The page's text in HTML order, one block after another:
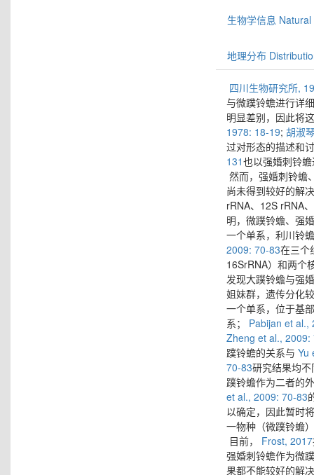
生物学信息
地理分布
四川生物研究所,
与微蹼铃蟾进行详
明显差别，因此将
1978: 18-19; 胡淑
过对形态的描述和
131也以强婚刺铃
然而，强婚刺铃蟾
尚未得到较好的解
rRNA、12S rRNA、
明，微蹼铃蟾、强
一个单系，利川铃
2009: 70-83在三个
16SrRNA）和两个
发现大蹼铃蟾与强
姐妹群，遗传分化
一个单系，位于基
系；
Pabijan et al.,
Zheng et al., 2009:
蹼铃蟾的关系与 Yu
70-83研究结果均
蹼铃蟾作为二者的
et al., 2009: 70-83
以确定，因此暂时
一物种（微蹼铃蟾
目前，
Frost, 2017
强婚刺铃蟾作为微
果都不能较好的解